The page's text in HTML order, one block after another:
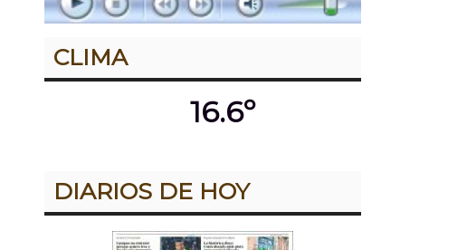
CLIMA
16.6º
DIARIOS DE HOY